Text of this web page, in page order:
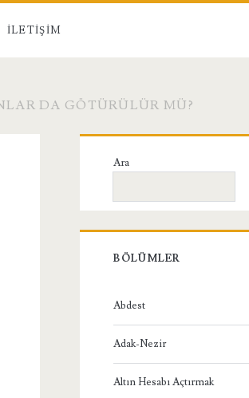
İLETIŞIM
DA GÖTÜRÜLÜR MÜ?
Birincil
Yan
Menü
Ara
BÖLÜMLER
Abdest
Adak-Nezir
Altın Hesabı Açtırmak